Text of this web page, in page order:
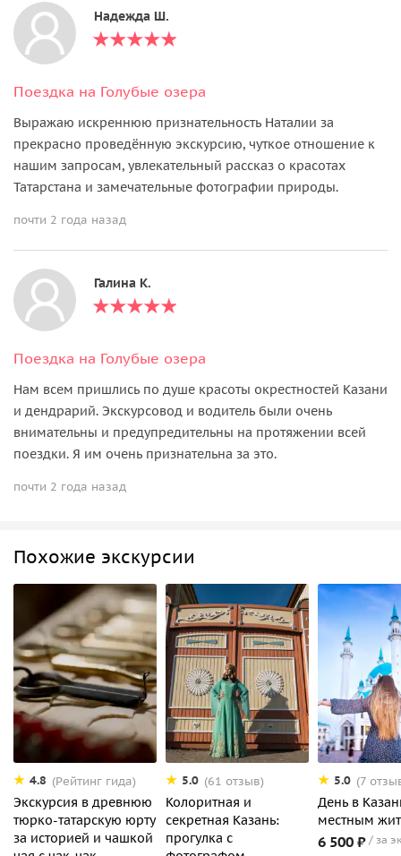
Надежда Ш.
Поездка на Голубые озера
Выражаю искреннюю признательность Наталии за
прекрасно проведённую экскурсию, чуткое отношение к
нашим запросам, увлекательный рассказ о красотах
Татарстана и замечательные фотографии природы.
почти 2 года назад
Галина К.
Поездка на Голубые озера
Нам всем пришлись по душе красоты окрестностей Казани
и дендрарий. Экскурсовод и водитель были очень
внимательны и предупредительны на протяжении всей
поездки. Я им очень признательна за это.
почти 2 года назад
Похожие экскурсии
4.8 (Рейтинг гида)
Экскурсия в древнюю
тюрко-татарскую юрту
за историей и чашкой
5.0 (61 отзыв)
Колоритная и
секретная Казань:
прогулка с
5.0 (7
День в
местным
6 500 ₽ за